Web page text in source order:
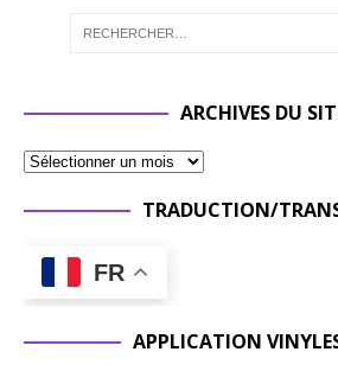
ARCHIVES DU
TRADUCTION/
FR
APPLICATION